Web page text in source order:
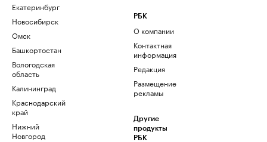
Екатеринбург
Новосибирск
Омск
Башкортостан
Вологодская
область
Калининград
Краснодарский
край
Нижний
Новгород
РБК
О компании
Контактная
информация
Редакция
Размещение
рекламы
Другие
продукты
РБК